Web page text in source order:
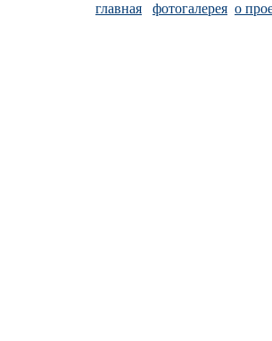
главная фотогалерея о